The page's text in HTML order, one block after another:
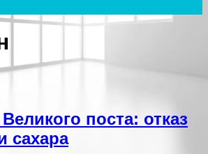
поста: отказ
сахара